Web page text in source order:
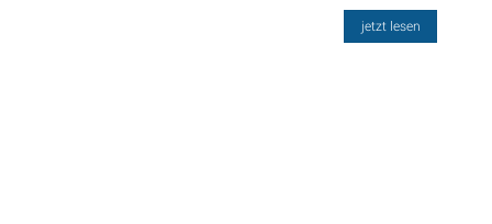
jetzt lesen